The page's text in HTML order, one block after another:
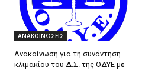
ΑΝΑΚΟΙΝΩΣΕΙΣ
Ανακοίνωση για τη συνάντηση
κλιμακίου του Δ.Σ. της ΟΔΥΕ με